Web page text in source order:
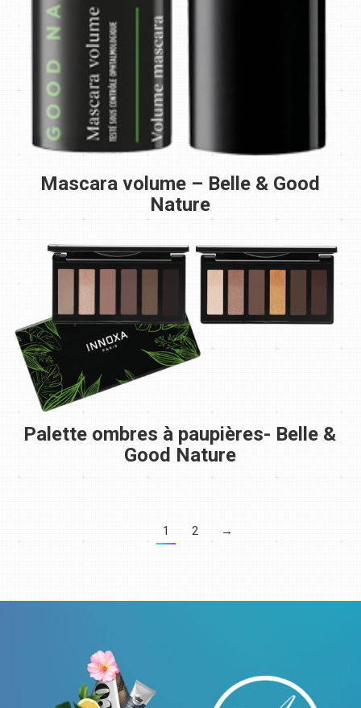
Mascara volume – Belle & Good
Nature
Palette ombres à paupières- Belle &
Good Nature
1 2 →